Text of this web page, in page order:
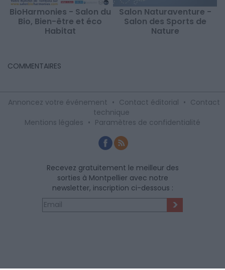
BioHarmonies - Salon du
Bio, Bien-être et éco
Habitat
Salon Naturaventure -
Salon des Sports de
Nature
COMMENTAIRES
Annoncez votre événement • Contact éditorial • Contact
technique
Mentions légales • Paramètres de confidentialité
Recevez gratuitement le meilleur des
sorties à Montpellier avec notre
newsletter, inscription ci-dessous :
>